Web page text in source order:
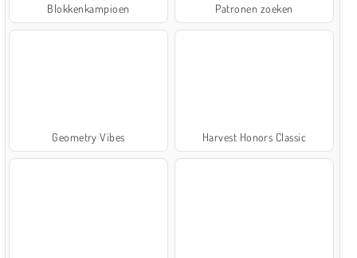
Blokkenkampioen Patronen zoeken
Geometry Vibes Harvest Honors Classic